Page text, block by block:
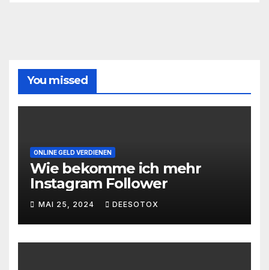
You missed
ONLINE GELD VERDIENEN
Wie bekomme ich mehr
Instagram Follower
MAI 25, 2024 DEESOTOX